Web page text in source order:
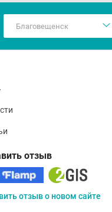
отзыв
отзыв о новом сайте